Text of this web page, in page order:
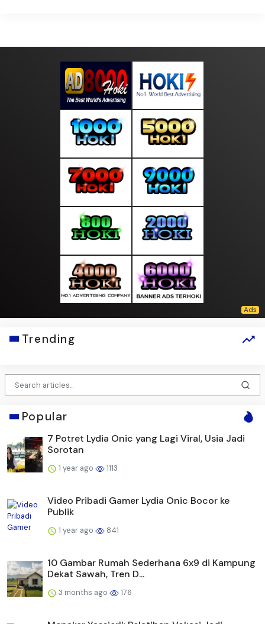
Trending
Popular
7 Potret Lydia Onic yang Lagi Viral, Usia Jadi
Sorotan
1 year ago 1113
Video Pribadi Gamer Lydia Onic Bocor ke
Publik
1 year ago 841
10 Gambar Rumah Sederhana 6x9 di Kampung
Dekat Sawah, Tren D...
3 months ago 176